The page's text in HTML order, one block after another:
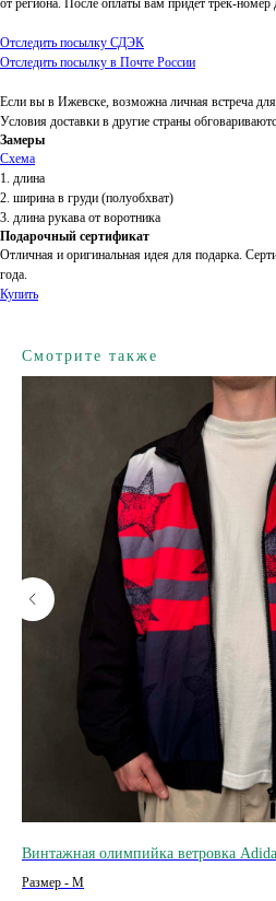
от региона. После оплаты вам придет трек-
Отследить посылку СДЭК
Отследить посылку в Почте России
Если вы в Ижевске, возможна личная встреча
Условия доставки в другие страны
Замеры
Схема
1. длина
2. ширина в груди (полуобхват)
3. длина рукава от воротника
Подарочный сертификат
Отличная и оригинальная идея для подарка.
года.
Купить
Смотрите также
Винтажная олимпийка ветровка
Размер - M